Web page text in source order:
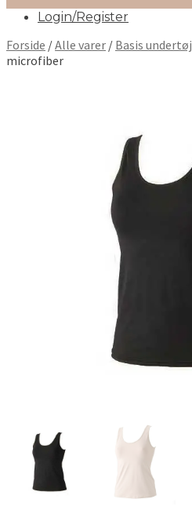
Login/Register
Forside /Alle varer / Basis undertøj
microfiber